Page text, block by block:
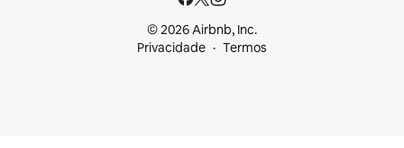
© 2026 Airbnb, Inc.
Privacidade
Termos